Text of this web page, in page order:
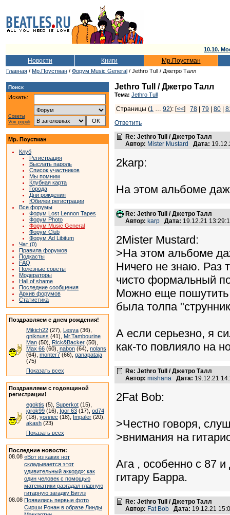
10.10.
Новости Книги Мр.Поустман
Главная / Мр.Поустман / Форум Music General / Jethro Tull / Джетро Талл
Поиск
Искать:
Советы
Vox populi
Мр. Поустман
Клуб
Регистрация
Выслать пароль
Список участников
Мы помним
Клубная карта
Города
Дни рождения
Юбилеи регистрации
Все форумы
Форум Lost Lennon Tapes
Форум Photo
Форум Music General
Форум Club
Форум Ad Libitum
Чат (0)
Правила форумов
Подкасты
FAQ
Полезные советы
Модераторы
Hall of shame
Последние сообщения
Архив форумов
Статистика
Поздравляем с днем рождения!
Mikich22 (27), Lesya (36),
gniknuss (41), Mr.Tambourine
Man (50), Rick&Backer (50),
Max 66 (60), nabon (64), nolans
(64), monter7 (66), ganapataja
(75)
Показать всех
Поздравляем с годовщиной
регистрации!
egoktis (5), Superkot (15),
igrok99 (16), Igor 63 (17), od74
(18), уоллес (18), Impaler (20),
akash (23)
Показать всех
Последние новости:
08.08 «Вот из каких нот
складывается этот
удивительный аккорд»: как
один человек с помощью
математики разгадал главную
гитарную загадку Битлз
08.08 Появились первые фото
Сирши Ронан в образе Линды
Jethro Tull / Джетро Талл
Тема: Jethro Tull
Страницы (1 … 92): [<<] 78 79 80
Ответить
Re: Jethro Tull / Джетро Талл
Автор: Mister Mustard Дата:
2karp:
На этом альбоме
Re: Jethro Tull / Джетро Талл
Автор: karp Дата: 19.12.21
2Mister Mustard:
>На этом альбоме
Ничего не знаю. Раз
чисто формальный
Можно еще пошутить
была толпа
А если серьезно, я
как-то повлияло на
Re: Jethro Tull / Джетро Талл
Автор: mishana Дата: 19.12.21
2Fat Bob:
>Честно говоря,
>внимания на
Ага , особенно с 87
гитару Барра.
Re: Jethro Tull / Джетро Талл
Автор: Fat Bob Дата: 19.12.21